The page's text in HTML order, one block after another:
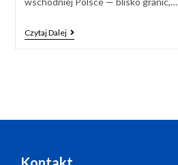
Czytaj Dalej